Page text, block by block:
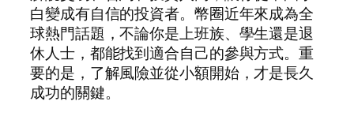
白變成有自信的投資者。幣圈近年來成為全
球熱門話題，不論你是上班族、學生還是退
休人士，都能找到適合自己的參與方式。重
要的是，了解風險並從小額開始，才是長久
成功的關鍵。